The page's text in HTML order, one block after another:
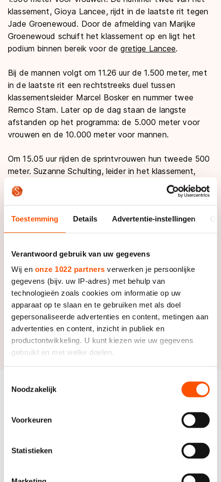
Toestemming Details Advertentie-instellingen
Verantwoord gebruik van uw gegevens
Wij en onze 1022 partners verwerken je persoonlijke
gegevens (bijv. uw IP-adres) met behulp van
technologieën zoals cookies om informatie op uw
apparaat op te slaan en te gebruiken met als doel
gepersonaliseerde advertenties en content, metingen aan
advertenties en content, inzicht in publiek en
productontwikkeling. U kunt kiezen wie uw gegevens
gebruikt en met welke doelen.
Informatie verzamelen over uw geografische locatie,
Uw apparaat identificeren door het actief te scannen
op specifieke eigenschappen (fingerprinting)
verwerkt en stel uw voorkeuren in het
detailgedeelte in.
Noodzakelijk
Voorkeuren
Statistieken
klassement, Gioya Lancee, rijdt in de laatste rit tegen
Jade Groenewoud. Door de afmelding van Marijke
Groenewoud schuift het klassement op en ligt het
podium binnen bereik voor degretige Lancee.
Bij de mannen volgt om 11.26 uur de 1.500 meter, met
in de laatste rit een rechtstreeks duel tussen
klassementsleider Marcel Bosker en nummer twee
Remco Stam. Later op de dag staan de langste
afstanden op het programma: de 5.000 meter voor
vrouwen en de 10.000 meter voor mannen.
Om 15.05 uur rijden de sprintvrouwen hun tweede 500
meter. Suzanne Schulting, leider in het klassement,
komt in de tiende en laatste rit in actie tegen Marrit
Fledderus, die op 0,61 seconde volgt. Kunnen Pien
Smit, Chloé Hoogendoorn of Isabel Grevelt het de
Friezinnen nog moeilijk maken?
op elkaar, met de nummers één, twee en drie binnen
0,10 seconde van elkaar. In rit 8 van de 500 meter
treffen Kai Verbij en Tim Prins elkaar. In de slotrit
racen Merijn Scheperkamp en Janno Botman, de
nummers drie en een van het klassement, misschien
wel om de titel.
De gehele loting is hier te vinden.
Gerelateerde
evenementen
Bekijk alles
28 februari - 1 maart 2026